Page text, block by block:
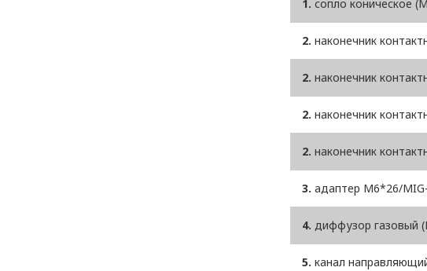
1. сопло коническое
2. наконечник
2. наконечник
2. наконечник
2. наконечник
3. адаптер M6*26/
4. диффузор газовый
5. канал